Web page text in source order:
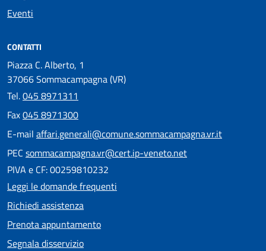
Eventi
CONTATTI
Piazza C. Alberto, 1
37066 Sommacampagna (VR)
Tel.045 8971311
Fax045 8971300
E-mail affari.generali@comune.sommacampagna.vr.it
PEC sommacampagna.vr@cert.ip-veneto.net
PIVA e CF: 00259810232
Leggi le domande frequenti
Richiedi assistenza
Prenota appuntamento
Segnala disservizio